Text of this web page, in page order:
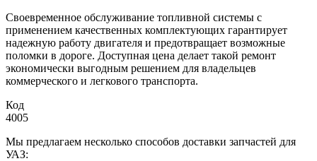
Своевременное обслуживание топливной системы с
применением качественных комплектующих гарантирует
надежную работу двигателя и предотвращает возможные
поломки в дороге. Доступная цена делает такой ремонт
экономически выгодным решением для владельцев
коммерческого и легкового транспорта.
Код
4005
Мы предлагаем несколько способов доставки запчастей для
УАЗ: